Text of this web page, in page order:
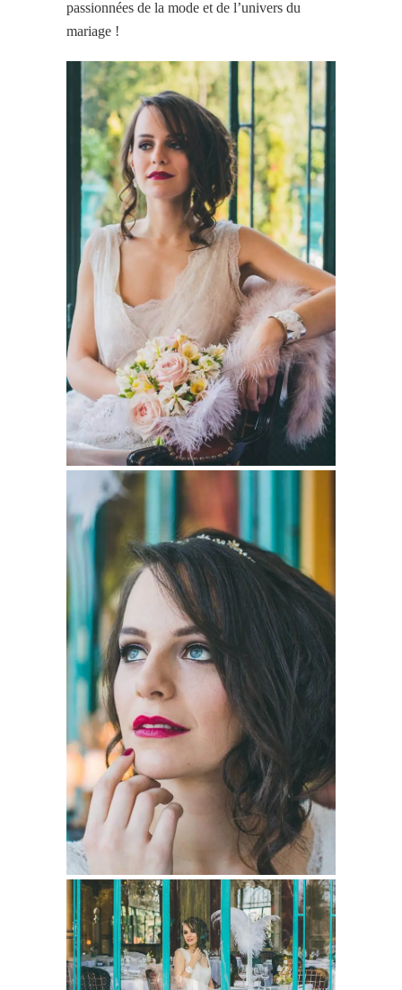
passionnées de la mode et de l’univers du
mariage !